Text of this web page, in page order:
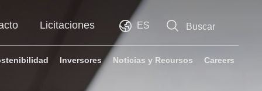
Licitaciones ES
EN
Inversores Noticias y Recursos Careers